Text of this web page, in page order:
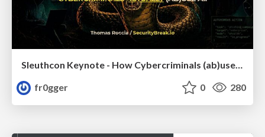
Sleuthcon Keynote - How Cybercriminals (ab)use AI
fr0gger
0 280